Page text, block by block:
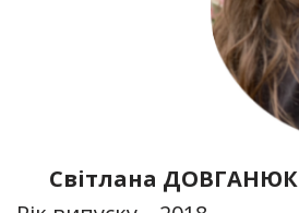
Світлана ДОВГАНЮК